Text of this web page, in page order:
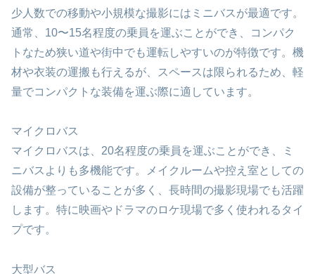
少人数での移動や小規模な撮影にはミニバスが最適です。
通常、10〜15名程度の乗員を運ぶことができ、コンパク
トなため狭い道や街中でも運転しやすいのが特徴です。機
材や衣装の運搬も行えるが、スペースは限られるため、軽
量でコンパクトな装備を運ぶ際に適しています。
マイクロバス
マイクロバスは、20名程度の乗員を運ぶことができ、ミ
ニバスよりも多機能です。メイクルームや控え室としての
設備が整っていることが多く、長時間の撮影現場でも活躍
します。特に映画やドラマのロケ現場で多く使われるタイ
プです。
大型バス